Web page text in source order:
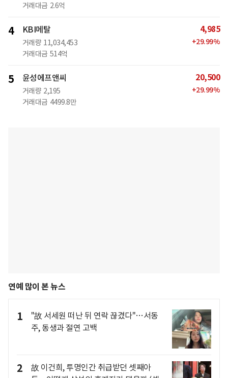
거래대금 2.6억
4 KBI메탈
거래량 11,034,453
거래대금 514억
4,985
+29.99%
5 윤성에프앤씨
거래량 2,195
거래대금 4499.8만
20,500
+29.99%
연예 많이 본 뉴스
1
"故 서세원 떠난 뒤 연락 끊겼다"…서동
주, 동생과 절연 고백
2
故 이건희, 투명인간 취급받던 셋째아